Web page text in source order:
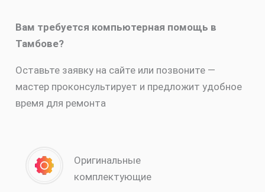
Вам требуется компьютерная помощь в
Тамбове?
Оставьте заявку на сайте или позвоните —
мастер проконсультирует и предложит удобное
время для ремонта
Оригинальные
комплектующие